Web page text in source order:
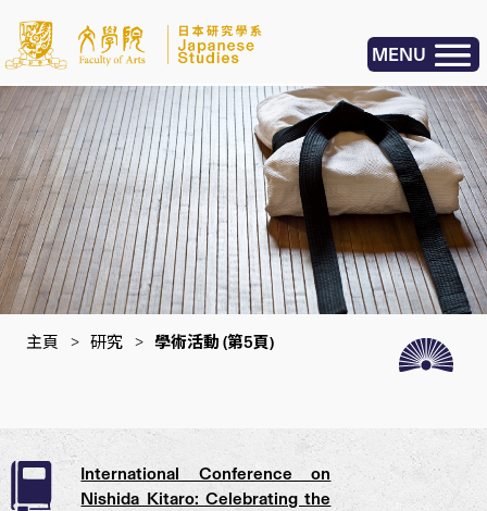
MENU
主頁 > 研究 > 學術活動 (第5頁)
International Conference on
Nishida Kitaro: Celebrating the